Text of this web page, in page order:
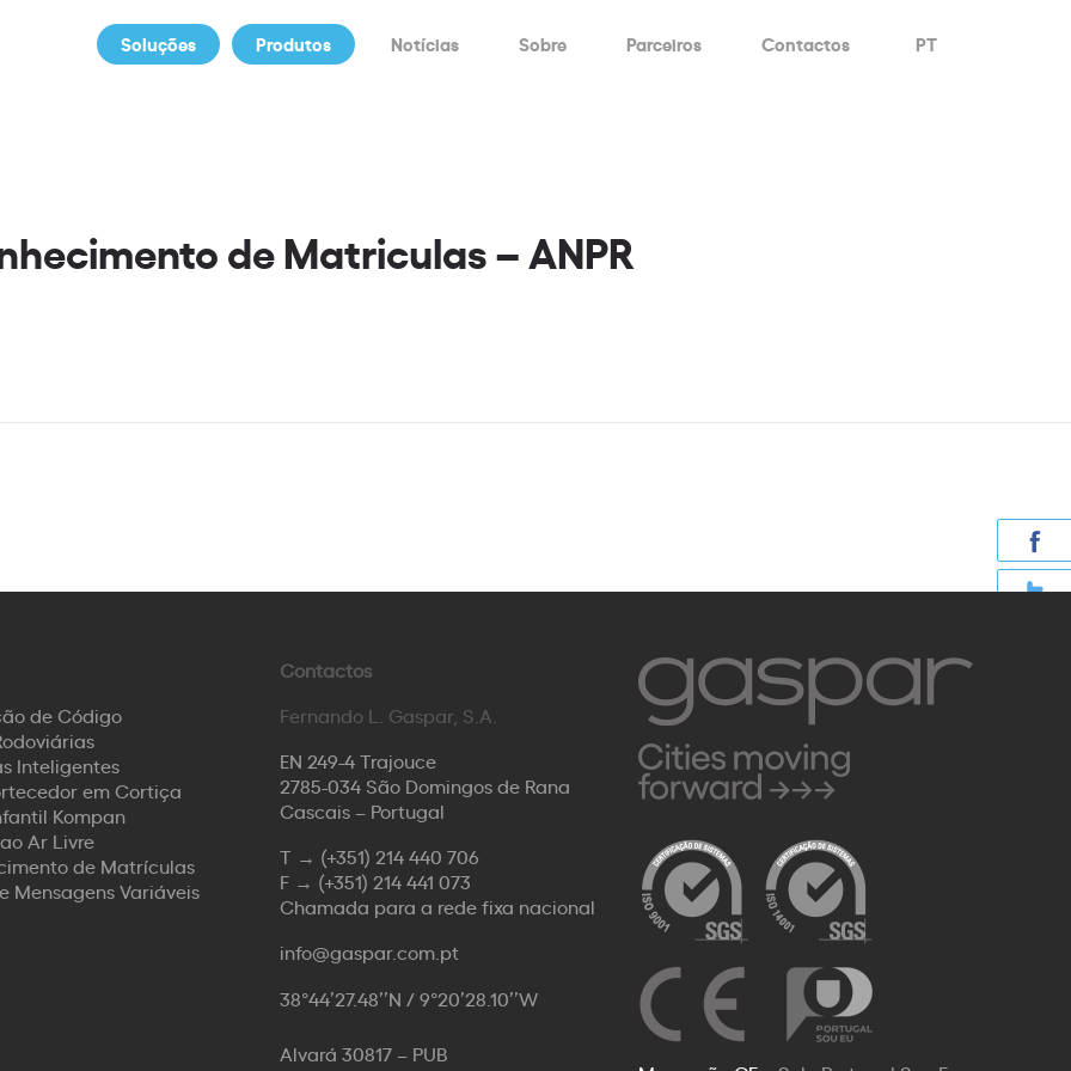
Soluções Produtos Notícias Sobre Parceiros Contactos PT
de Matriculas – ANPR
de Código
Inteligentes
em Cortiça
Kompan
Ar Livre
de Matrículas
Mensagens Variáveis
Contactos
Fernando L. Gaspar, S.A.
EN 249-4 Trajouce
2785-034 São Domingos de Rana
Cascais – Portugal
T → (+351) 214 440 706
F → (+351) 214 441 073
Chamada para a rede fixa nacional
info@gaspar.com.pt
38°44’27.48’’N / 9°20’28.10’’W
Alvará 30817 – PUB